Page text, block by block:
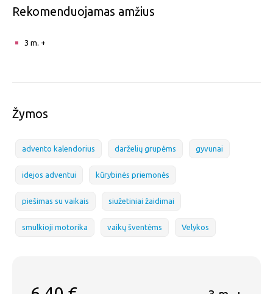
Rekomenduojamas amžius
3 m. +
Žymos
advento kalendorius darželių grupėms gyvunai
idejos adventui kūrybinės priemonės
piešimas su vaikais siužetiniai žaidimai
smulkioji motorika vaikų šventėms Velykos